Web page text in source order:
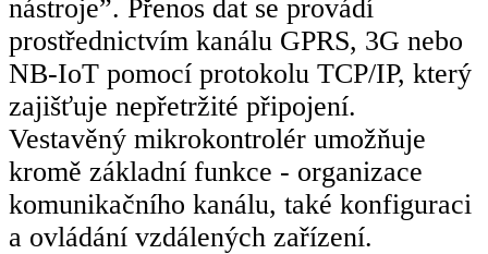
nástroje”. Přenos dat se provádí
prostřednictvím kanálu GPRS, 3G nebo
NB-IoT pomocí protokolu TCP/IP, který
zajišťuje nepřetržité připojení.
Vestavěný mikrokontrolér umožňuje
kromě základní funkce - organizace
komunikačního kanálu, také konfiguraci
a ovládání vzdálených zařízení.